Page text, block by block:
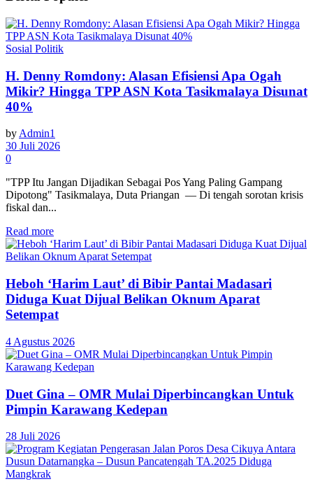
Sosial Politik
H. Denny Romdony: Alasan Efisiensi Apa Ogah
Mikir? Hingga TPP ASN Kota Tasikmalaya Disunat
40%
byAdmin1
30 Juli 2026
0
"TPP Itu Jangan Dijadikan Sebagai Pos Yang Paling Gampang
Dipotong" Tasikmalaya, Duta Priangan — Di tengah sorotan krisis
fiskal dan...
Read more
Heboh ‘Harim Laut’ di Bibir Pantai Madasari
Diduga Kuat Dijual Belikan Oknum Aparat
Setempat
4 Agustus 2026
Duet Gina – OMR Mulai Diperbincangkan Untuk
Pimpin Karawang Kedepan
28 Juli 2026